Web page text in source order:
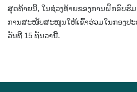
ສຸດທ້າຍນີ້, ໃນຊ່ວງທ້າຍຂອງການຝຶກອົບຮົ
ການສະໜັບສະໜູນໃຫ້ເຂົ້າຮ່ວມໃນກອງປ
ວັນທີ 15 ທັນວານີ້.